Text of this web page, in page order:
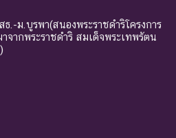
แหล่งที่มีการกระจายพันธุ์อยู่
ถ้าปัจจัยต่าง ๆ ที่เป็นสาเหตุ
.-ม.บูรพา(สนองพระราชดำริโครงการ
ากพระราชดำริ สมเด็จพระเทพรัตน